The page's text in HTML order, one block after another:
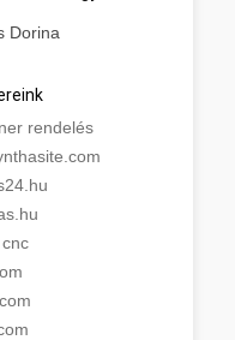
Dorina
rendelés